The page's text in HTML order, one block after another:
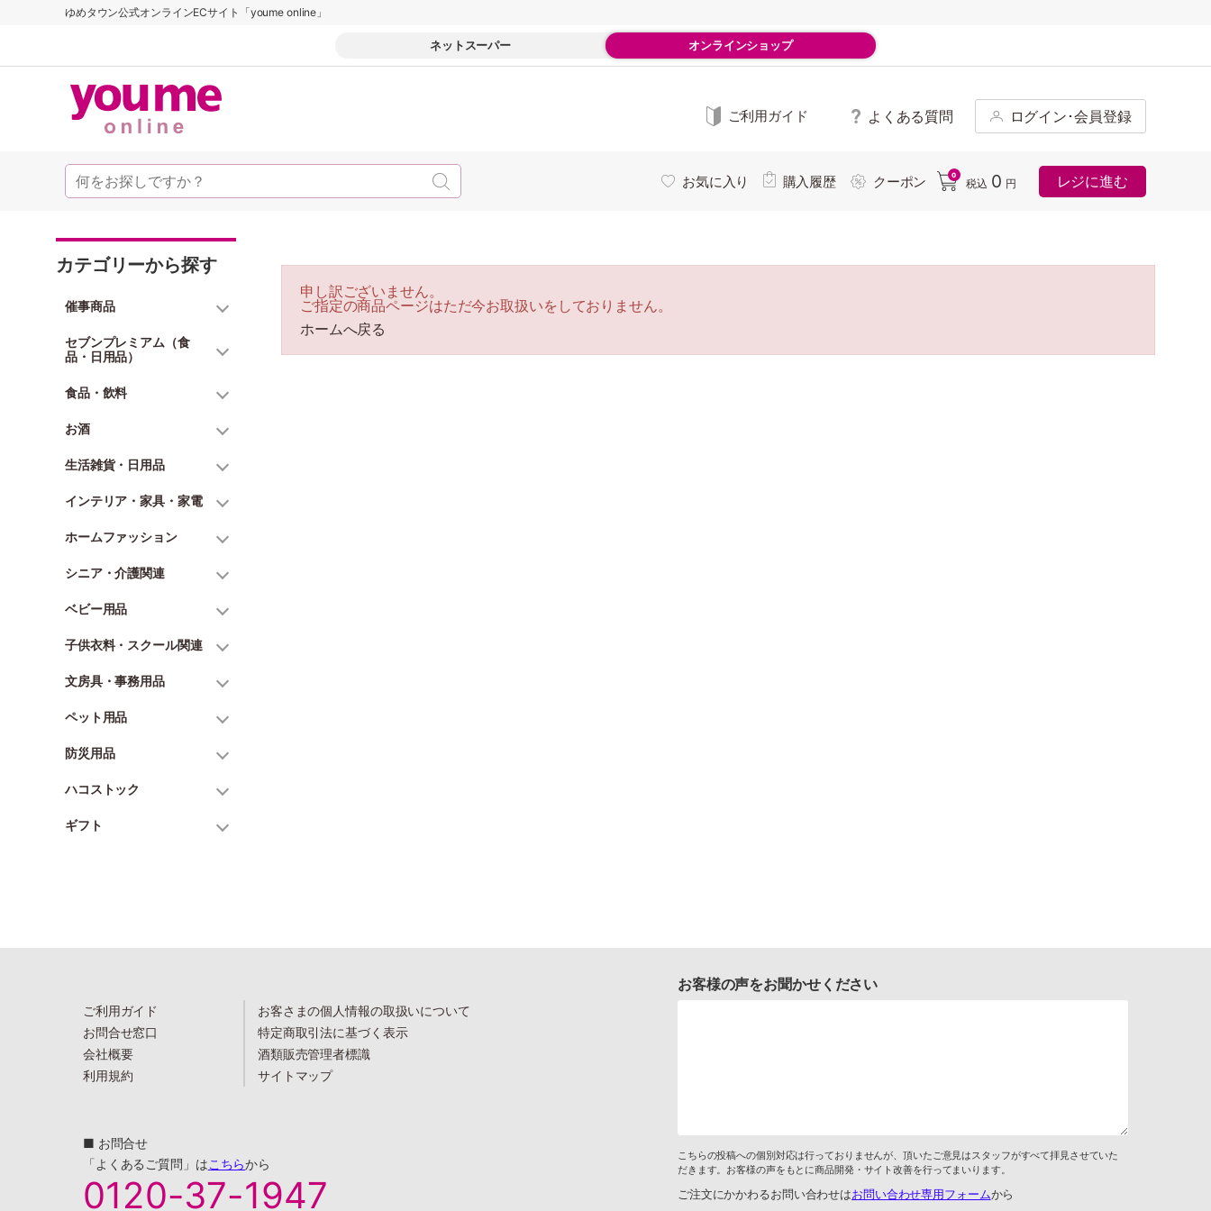
ゆめタウン公式オンラインECサイト「youme online」
ネットスーパー オンラインショップ
ご利用ガイド よくある質問 ログイン･会員登録
お気に入り 購入履歴 クーポン 0
税込 0 円 レジに進む
カテゴリーから探す
催事商品
セブンプレミアム（食
品・日用品）
食品・飲料
お酒
生活雑貨・日用品
インテリア・家具・家電
ホームファッション
シニア・介護関連
ベビー用品
子供衣料・スクール関連
文房具・事務用品
ペット用品
防災用品
ハコストック
ギフト
申し訳ございません。
ご指定の商品ページはただ今お取扱いをしておりません。
ホームへ戻る
ご利用ガイド
お問合せ窓口
会社概要
利用規約
お客さまの個人情報の取扱いについて
特定商取引法に基づく表示
酒類販売管理者標識
サイトマップ
■ お問合せ
「よくあるご質問」はこちらから
0120-37-1947
お客様の声をお聞かせください
こちらの投稿への個別対応は行っておりませんが、頂いたご意見はスタッフがすべて拝見させていた
だきます。お客様の声をもとに商品開発・サイト改善を行ってまいります。
ご注文にかかわるお問い合わせはお問い合わせ専用フォームから